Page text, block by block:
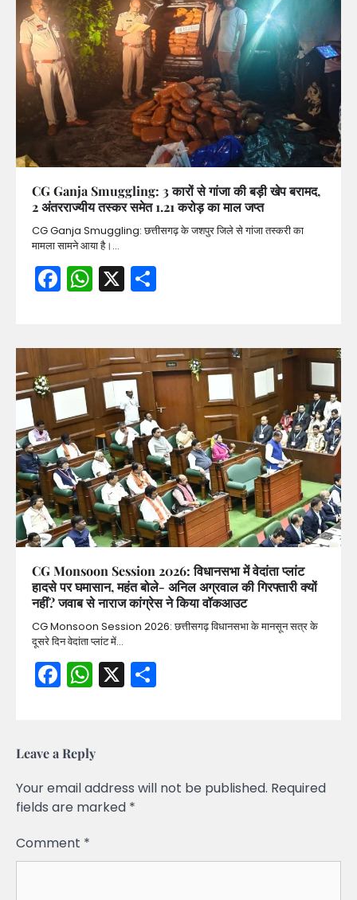
CG Ganja Smuggling: 3 कारों से गांजा की बड़ी खेप बरामद,
2 अंतरराज्यीय तस्कर समेत 1.21 करोड़ का माल जप्त
CG Ganja Smuggling: छत्तीसगढ़ के जशपुर जिले से गांजा तस्करी का
मामला सामने आया है।…
Facebook
WhatsApp
X
CG Monsoon Session 2026: विधानसभा में वेदांता प्लांट
हादसे पर घमासान, महंत बोले- अनिल अग्रवाल की गिरफ्तारी क्यों
नहीं? जवाब से नाराज कांग्रेस ने किया वॉकआउट
CG Monsoon Session 2026: छत्तीसगढ़ विधानसभा के मानसून सत्र के
दूसरे दिन वेदांता प्लांट में…
Facebook
WhatsApp
X
Leave a Reply
Your email address will not be published. Required
fields are marked *
Comment *